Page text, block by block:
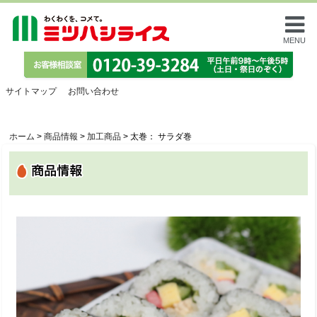
MENU
サイトマップ お問い合わせ
ホーム > 商品情報 > 加工商品 > 太巻： サラダ巻